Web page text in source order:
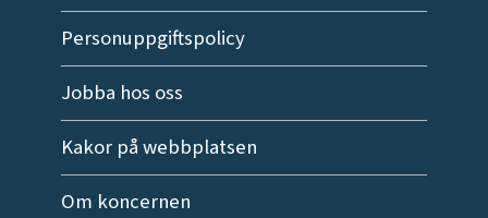
Personuppgiftspolicy
Jobba hos oss
Kakor på webbplatsen
Om koncernen